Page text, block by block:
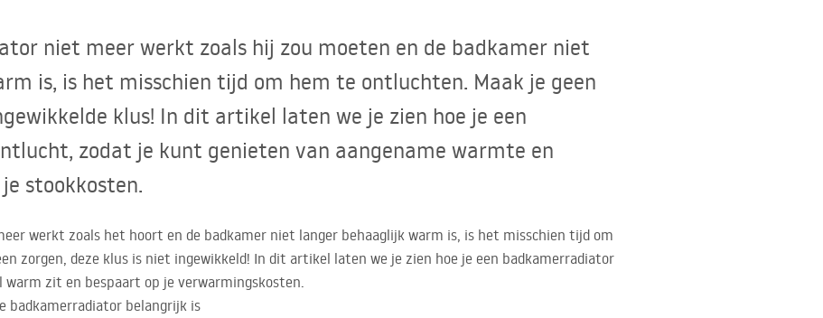
niet meer werkt zoals hij zou moeten en de badkamer niet
is, is het misschien tijd om hem te ontluchten. Maak je geen
klus! In dit artikel laten we je zien hoe je een
zodat je kunt genieten van aangename warmte en
stookkosten.
werkt zoals het hoort en de badkamer niet langer behaaglijk warm is, is het misschien tijd om
zorgen, deze klus is niet ingewikkeld! In dit artikel laten we je zien hoe je een badkamerradiator
zit en bespaart op je verwarmingskosten.
badkamerradiator belangrijk is